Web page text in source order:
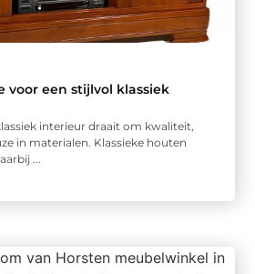
voor een stijlvol klassiek
interieur draait om kwaliteit,
in materialen. Klassieke houten
...